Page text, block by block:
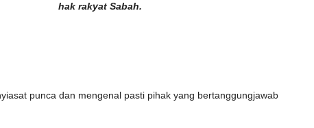
hak rakyat Sabah.
punca dan mengenal pasti pihak yang bertanggungjawab